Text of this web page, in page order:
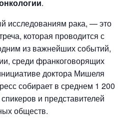
.
исследованиям рака, — это
которая проводится с
из важнейших событий,
среди франкоговорящих
доктора Мишеля
собирает в среднем 1 200
и представителей
обществ.